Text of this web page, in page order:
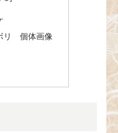
リ 個体画像